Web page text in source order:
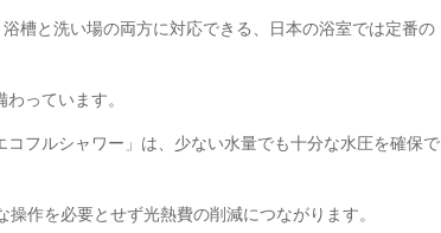
槽と洗い場の両方に対応できる、日本の浴室では定番の
っています。
フルシャワー」は、少ない水量でも十分な水圧を確保で
作を必要とせず光熱費の削減につながります。